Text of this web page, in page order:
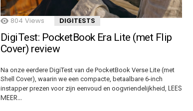
804 Views DIGITESTS
DigiTest: PocketBook Era Lite (met Flip
Cover) review
Na onze eerdere DigiTest van de PocketBook Verse Lite (met
Shell Cover), waarin we een compacte, betaalbare 6-inch
instapper prezen voor zijn eenvoud en oogvriendelijkheid, LEES
MEER…